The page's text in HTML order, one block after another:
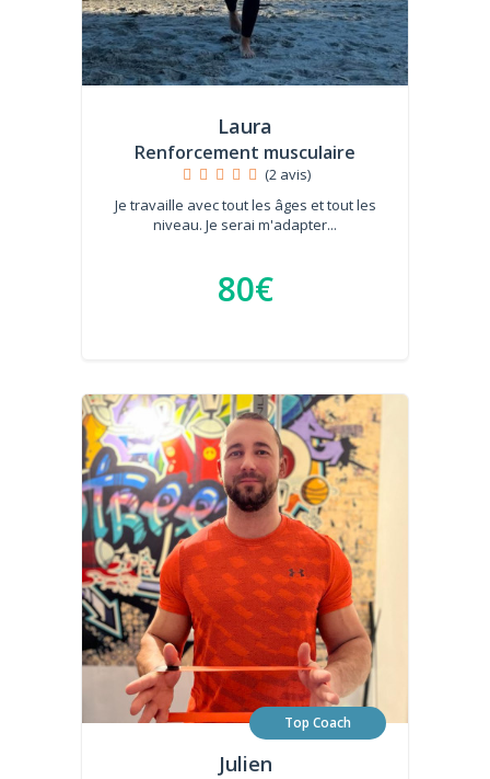
Laura
Renforcement musculaire
(2 avis)
Je travaille avec tout les âges et tout les
niveau. Je serai m'adapter...
80€
Top Coach
Julien